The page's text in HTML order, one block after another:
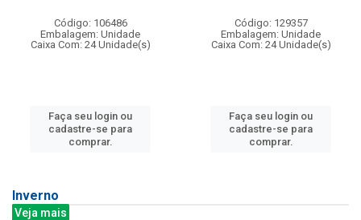
Código: 106486
Embalagem: Unidade
Caixa Com: 24 Unidade(s)
Faça seu login ou
cadastre-se para
comprar.
Código: 129357
Embalagem: Unidade
Caixa Com: 24 Unidade(s)
Faça seu login ou
cadastre-se para
comprar.
Inverno
Veja mais